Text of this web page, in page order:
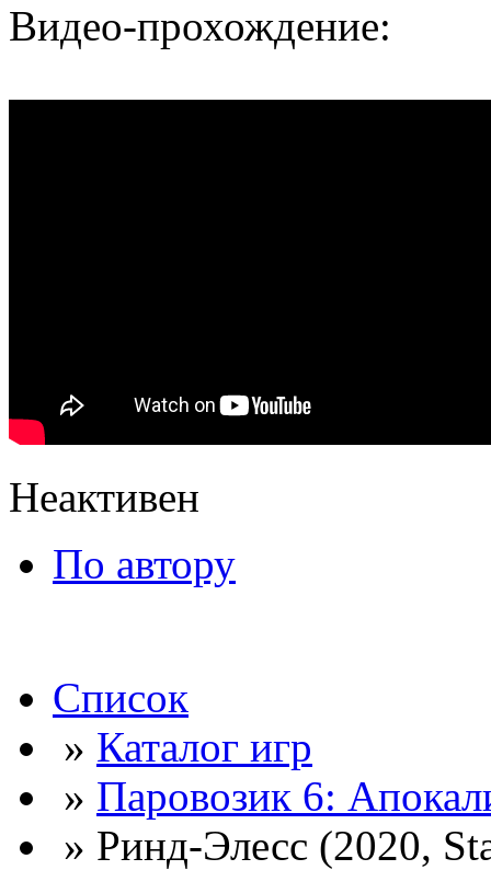
Видео-прохождение:
Неактивен
По автору
Список
» Каталог игр
» Паровозик 6:
» Ринд-Элесс (2020,